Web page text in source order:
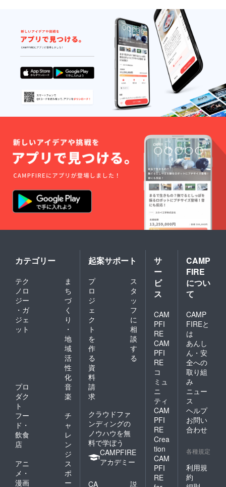
カテゴリー
テク
ノロ
ジー
・ガ
ジェ
ット
ま
ち
づ
く
り
・
地
域
活
性
化
プロ
ダク
ト
音
楽
フー
ド・
飲食
店
チ
ャ
レ
ン
ジ
アニ
メ・
漫画
ス
ポ
ー
起案サポート
プ
ロ
ジ
ェ
ク
ト
を
作
る
ス
タ
ッ
フ
に
相
談
す
る
資
料
請
求
クラウドファ
ンディングの
ノウハウを無
料で学ぼう
CAMPFIRE
アカデミー
CA 説
サ
ー
ビ
ス
CAM
PFI
RE
CAM
PFI
RE
コ
ミュ
ニ
ティ
CAM
PFI
RE
Crea
tion
CAM
PFI
RE
CAMP
FIRE
につい
て
CAMP
FIREと
は
あんし
ん・安
全への
取り組
み
ニュー
ス
ヘルプ
お問い
合わせ
各種規定
利用規
約